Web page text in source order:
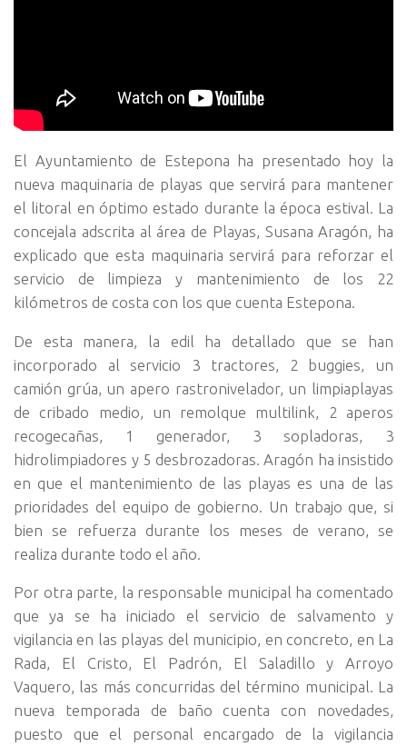
El Ayuntamiento de Estepona ha presentado hoy la
nueva maquinaria de playas que servirá para mantener
el litoral en óptimo estado durante la época estival. La
concejala adscrita al área de Playas, Susana Aragón, ha
explicado que esta maquinaria servirá para reforzar el
servicio de limpieza y mantenimiento de los 22
kilómetros de costa con los que cuenta Estepona.
De esta manera, la edil ha detallado que se han
incorporado al servicio 3 tractores, 2 buggies, un
camión grúa, un apero rastronivelador, un limpiaplayas
de cribado medio, un remolque multilink, 2 aperos
recogecañas, 1 generador, 3 sopladoras, 3
hidrolimpiadores y 5 desbrozadoras. Aragón ha insistido
en que el mantenimiento de las playas es una de las
prioridades del equipo de gobierno. Un trabajo que, si
bien se refuerza durante los meses de verano, se
realiza durante todo el año.
Por otra parte, la responsable municipal ha comentado
que ya se ha iniciado el servicio de salvamento y
vigilancia en las playas del municipio, en concreto, en La
Rada, El Cristo, El Padrón, El Saladillo y Arroyo
Vaquero, las más concurridas del término municipal. La
nueva temporada de baño cuenta con novedades,
puesto que el personal encargado de la vigilancia